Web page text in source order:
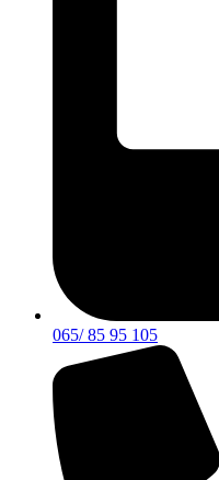
065/ 85 95 105